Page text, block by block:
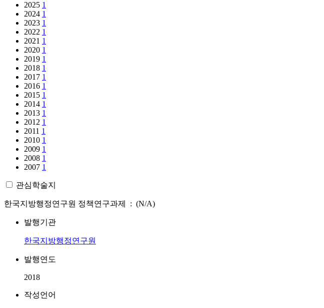
2025 1
2024 1
2023 1
2022 1
2021 1
2020 1
2019 1
2018 1
2017 1
2016 1
2015 1
2014 1
2013 1
2012 1
2011 1
2010 1
2009 1
2008 1
2007 1
관심학술지
한국지방행정연구원 정책연구과제 : (N/A)
발행기관
한국지방행정연구원
발행연도
2018
작성언어